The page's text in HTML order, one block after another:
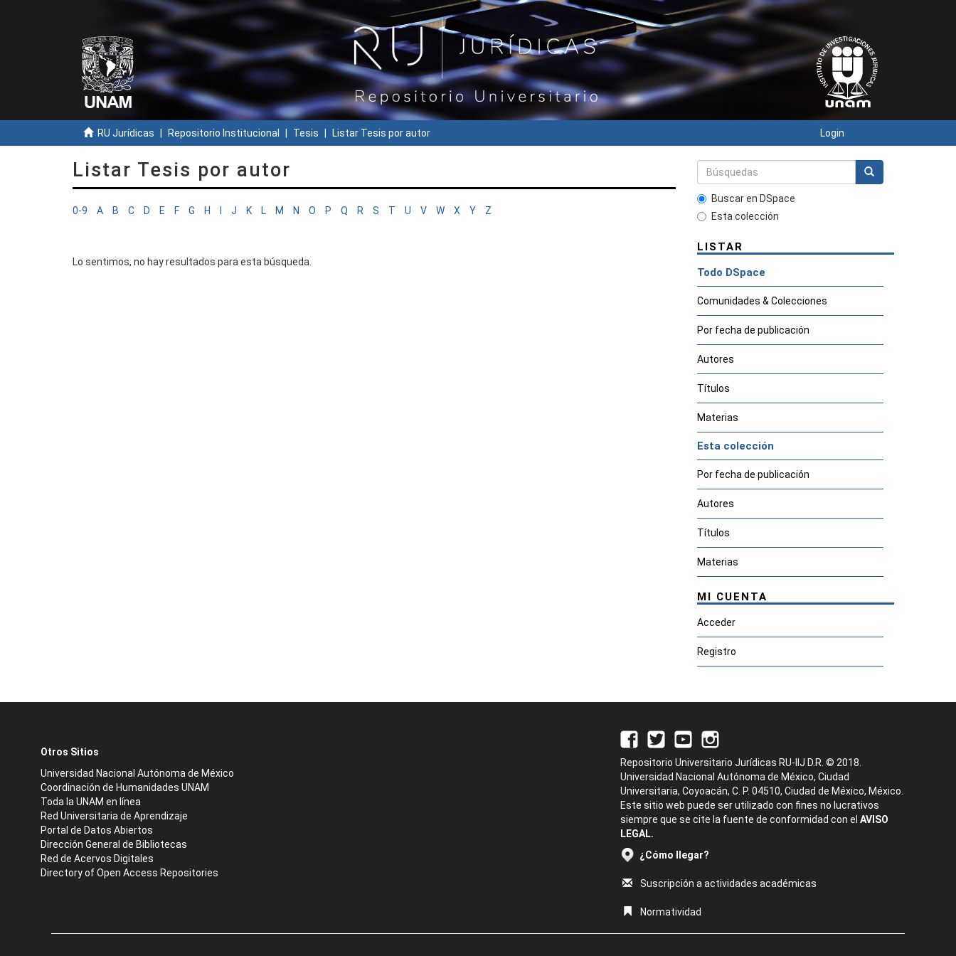
RU Jurídicas Repositorio Institucional Tesis Listar Tesis por autor Login
Listar Tesis por autor
0-9 A B C D E F G H J K L M N O P Q R S T U V W X Y Z
Lo sentimos, no hay resultados para esta búsqueda.
Buscar en DSpace
Esta colección
LISTAR
Todo DSpace
Comunidades & Colecciones
Por fecha de publicación
Autores
Títulos
Materias
Esta colección
Por fecha de publicación
Autores
Títulos
Materias
MI CUENTA
Acceder
Registro
Otros Sitios
Universidad Nacional Autónoma de México
Coordinación de Humanidades UNAM
Toda la UNAM en línea
Red Universitaria de Aprendizaje
Portal de Datos Abiertos
Dirección General de Bibliotecas
Red de Acervos Digitales
Directory of Open Access Repositories
Repositorio Universitario Jurídicas RU-IIJ D.R. © 2018.
Universidad Nacional Autónoma de México, Ciudad
Universitaria, Coyoacán, C. P. 04510, Ciudad de México, México.
Este sitio web puede ser utilizado con fines no lucrativos
siempre que se cite la fuente de conformidad con el AVISO
LEGAL.
¿Cómo llegar?
Suscripción a actividades académicas
Normatividad